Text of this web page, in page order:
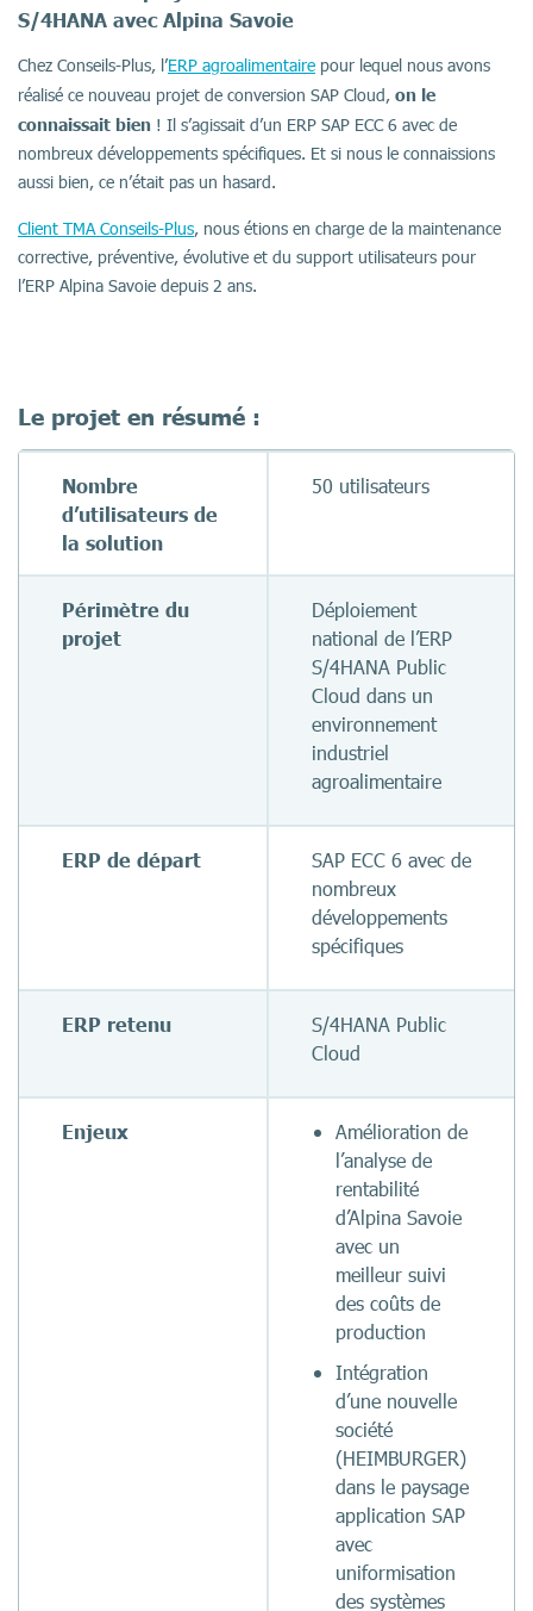
S/4HANA avec Alpina Savoie
Chez Conseils-Plus, l’ERP agroalimentaire pour lequel nous avons
réalisé ce nouveau projet de conversion SAP Cloud, on le
connaissait bien ! Il s’agissait d’un ERP SAP ECC 6 avec de
nombreux développements spécifiques. Et si nous le connaissions
aussi bien, ce n’était pas un hasard.
Client TMA Conseils-Plus, nous étions en charge de la maintenance
corrective, préventive, évolutive et du support utilisateurs pour
l’ERP Alpina Savoie depuis 2 ans.
Le projet en résumé :
Nombre
d’utilisateurs de
la solution
50 utilisateurs
Périmètre du
projet
Déploiement
national de l’ERP
S/4HANA Public
Cloud dans un
environnement
industriel
agroalimentaire
ERP de départ
SAP ECC 6 avec de
nombreux
développements
spécifiques
ERP retenu
S/4HANA Public
Cloud
Enjeux
Amélioration de
l’analyse de
rentabilité
d’Alpina Savoie
avec un
meilleur suivi
des coûts de
production
Intégration
d’une nouvelle
société
(HEIMBURGER)
dans le paysage
application SAP
avec
uniformisation
des systèmes